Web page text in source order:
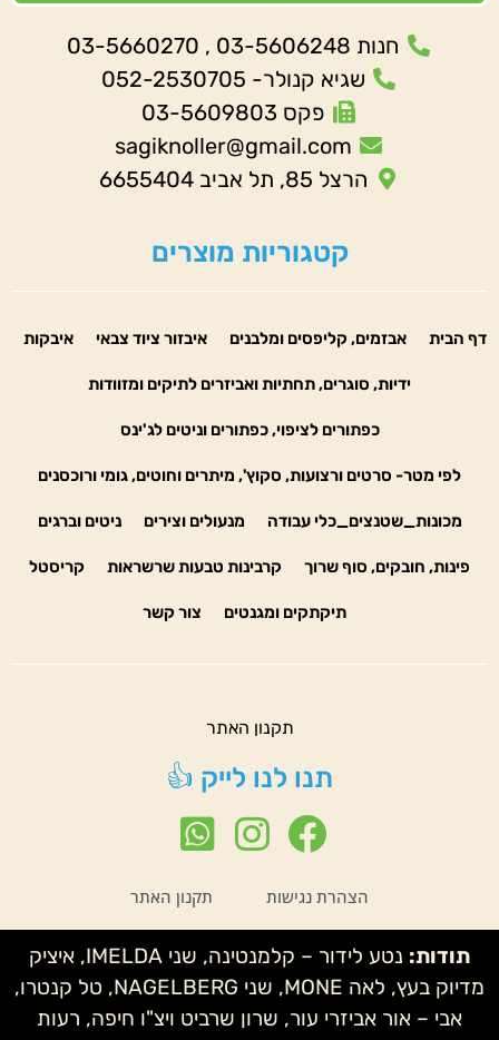
חנות 03-5606248 , 03-5660270
שגיא קנולר- 052-2530705
פקס 03-5609803
sagiknoller@gmail.com
הרצל 85, תל אביב 6655404
קטגוריות מוצרים
דף הבית אבזמים, קליפסים ומלבנים איבזור ציוד צבאי איבקות
ידיות, סוגרים, תחתיות ואביזרים לתיקים ומזוודות
כפתורים לציפוי, כפתורים וניטים לג'ינס
לפי מטר- סרטים ורצועות, סקוץ', מיתרים וחוטים, גומי ורוכסנים
מכונות_שטנצים_כלי עבודה מנעולים וצירים ניטים וברגים
פינות, חובקים, סוף שרוך קרבינות טבעות שרשראות קריסטל
תיקתקים ומגנטים צור קשר
תקנון האתר
תנו לנו לייק 👍
הצהרת נגישות תקנון האתר
תודות:
נטע לידור – קלמנטינה, שני IMELDA, איציק
מדיוק בעץ, לאה MONE, שני NAGELBERG, טל קנטרו,
אבי – אור אביזרי עור, שרון שרביט ויצ"ו חיפה, רעות